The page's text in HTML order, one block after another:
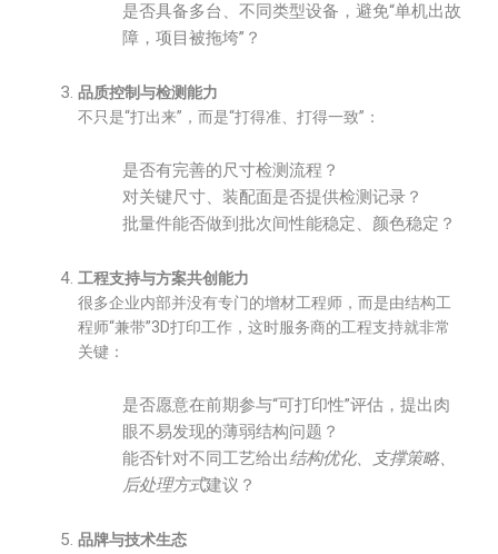
是否具备多台、不同类型设备，避免“单机出故
障，项目被拖垮”？
品质控制与检测能力
不只是“打出来”，而是“打得准、打得一致”：
是否有完善的尺寸检测流程？
对关键尺寸、装配面是否提供检测记录？
批量件能否做到批次间性能稳定、颜色稳定？
工程支持与方案共创能力
很多企业内部并没有专门的增材工程师，而是由结构工
程师“兼带”3D打印工作，这时服务商的工程支持就非常
关键：
是否愿意在前期参与“可打印性”评估，提出肉
眼不易发现的薄弱结构问题？
能否针对不同工艺给出结构优化、支撑策略、
后处理方式建议？
品牌与技术生态